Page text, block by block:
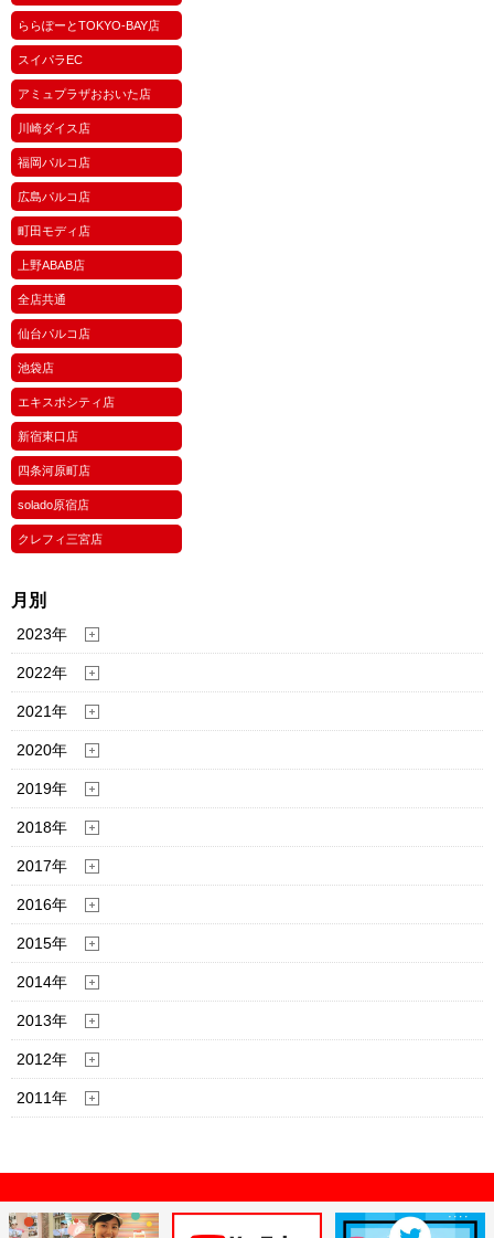
ららぽーとTOKYO-BAY店
スイパラEC
アミュプラザおおいた店
川崎ダイス店
福岡パルコ店
広島パルコ店
町田モディ店
上野ABAB店
全店共通
仙台パルコ店
池袋店
エキスポシティ店
新宿東口店
四条河原町店
solado原宿店
クレフィ三宮店
月別
2023年
2022年
2021年
2020年
2019年
2018年
2017年
2016年
2015年
2014年
2013年
2012年
2011年